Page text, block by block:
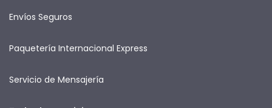
Envíos Seguros
Paquetería Internacional Express
Servicio de Mensajería